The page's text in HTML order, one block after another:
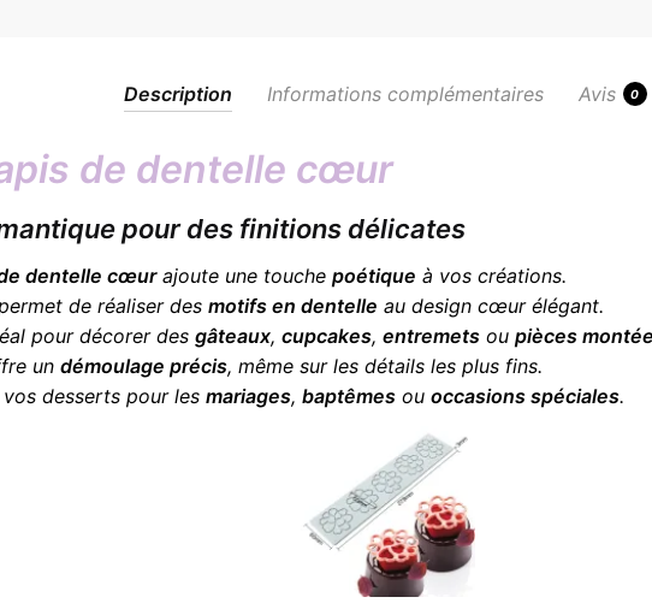
Description Informations complémentaires Avis 0
de dentelle cœur
pour des finitions délicates
dentelle cœurajoute une touche poétique à vos créations.
de réaliser des motifs en dentelle au design cœur élégant.
pour décorer des gâteaux, cupcakes, entremetsou pièces
un démoulage précis, même sur les détails les plus fins.
desserts pour les mariages, baptêmesou occasions spéciales.